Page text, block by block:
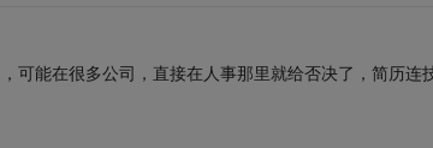
可能在很多公司，直接在人事那里就给否决了，简历连